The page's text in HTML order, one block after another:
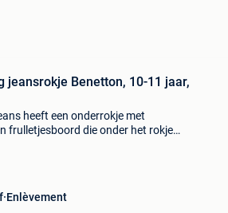
jeansrokje Benetton, 10-11 jaar,
heeft een onderrokje met
frulletjesboord die onder het rokje
Enlèvement